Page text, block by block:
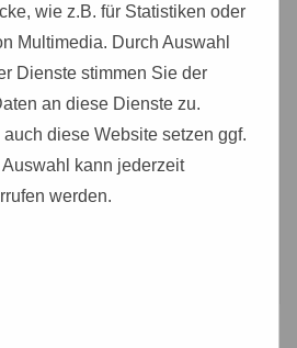
Residenz
Auszeit in unserem Wellness-Hotel
Schiefen Turm von Bad Frankenhausen
kulinarischen Höhepunkten im
mit Panoramablick.
wie z.B. für Statistiken oder
Multimedia. Durch Auswahl
Dienste stimmen Sie der
an diese Dienste zu.
diese Website setzen ggf.
kann jederzeit
werden.